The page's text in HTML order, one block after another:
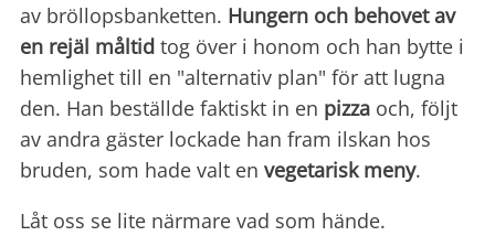
av bröllopsbanketten. Hungern och behovet av
en rejäl måltid tog över i honom och han bytte i
hemlighet till en "alternativ plan" för att lugna
den. Han beställde faktiskt in en pizza och, följt
av andra gäster lockade han fram ilskan hos
bruden, som hade valt en vegetarisk meny.
Låt oss se lite närmare vad som hände.